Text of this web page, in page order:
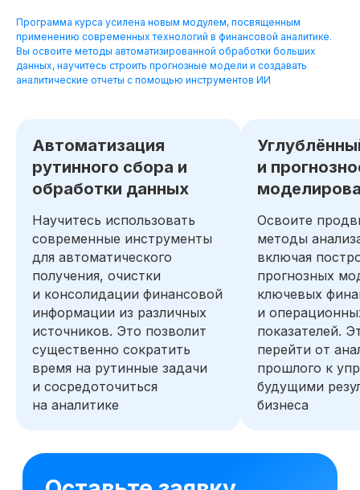
Программа курса усилена новым модулем, посвященным
применению современных технологий в финансовой аналитике.
Вы освоите методы автоматизированной обработки больших
данных, научитесь строить прогнозные модели и создавать
аналитические отчеты с помощью инструментов ИИ
Автоматизация
рутинного сбора и
обработки данных
Научитесь использовать
современные инструменты
для автоматического
получения, очистки
и консолидации финансовой
информации из различных
источников. Это позволит
существенно сократить
время на рутинные задачи
и сосредоточиться
на аналитике
и
Освоите
методы
включая
прогнозных
ключевых
и
показателей.
перейти от
прошлого к
будущими
бизнеса